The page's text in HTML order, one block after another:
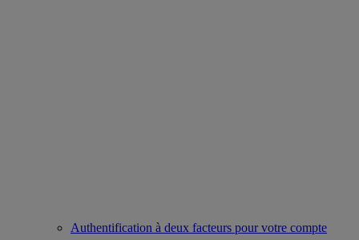
Authentification à deux facteurs pour votre compte